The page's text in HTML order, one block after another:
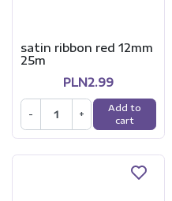
satin ribbon red 12mm
25m
PLN2.99
- +
Add to
cart